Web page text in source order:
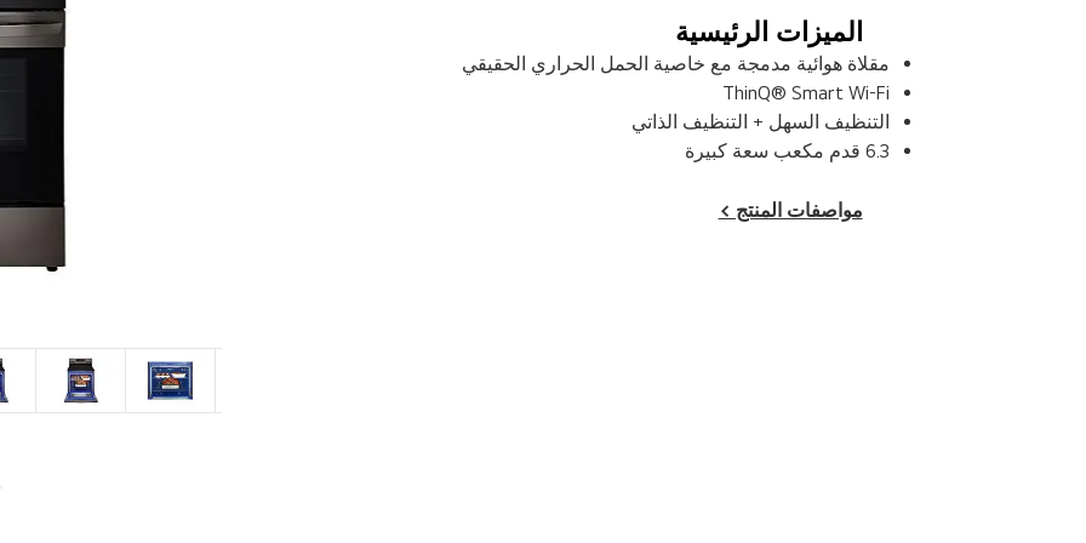
الميزات الرئيسية
مقلاة هوائية مدمجة مع خاصية الحمل الحراري الحقيقي
ThinQ® Smart Wi-Fi
التنظيف السهل + التنظيف الذاتي
6.3 قدم مكعب سعة كبيرة
مواصفات المنتج >